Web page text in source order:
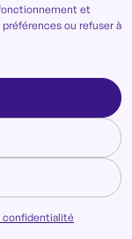
et
ou refuser à
confidentialité